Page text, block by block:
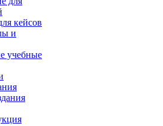
кейсов
и
учебные